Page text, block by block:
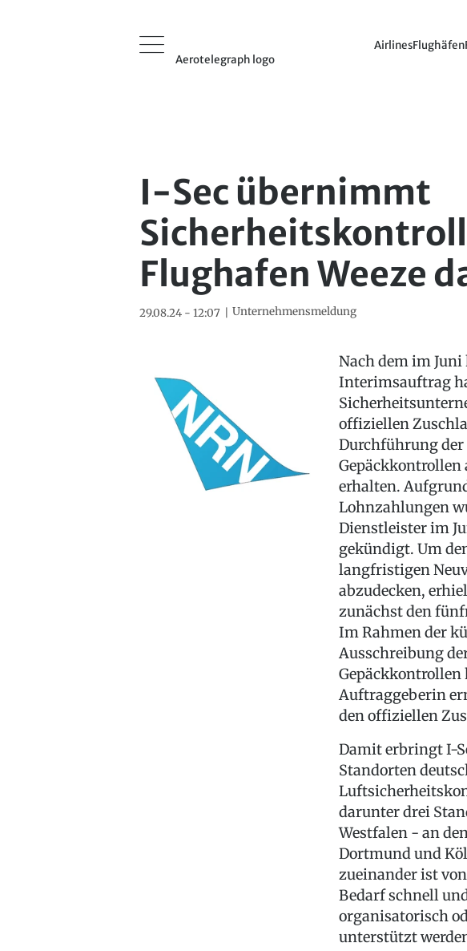
Aerotelegraph logo
AirlinesFlughäfen
I-Sec übernimmt
Flughafen Weeze
29.08.24 - 12:07 Unternehmensmeldung
Nach dem im
Interimsauftrag
offiziellen
Durchführung der
Gepäckkontrollen
erhalten.
Lohnzahlungen
Dienstleister im
gekündigt. Um
langfristigen
abzudecken,
zunächst den
Im Rahmen der
Ausschreibung
Gepäckkontrollen
Auftraggeberin
den offiziellen
Damit erbringt I-
Standorten
darunter drei
Westfalen - an
Dortmund und
zueinander ist
Bedarf schnell
organisatorisch
unterstützt